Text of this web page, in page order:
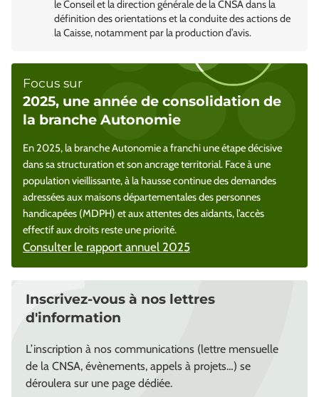
le Conseil et la direction générale de la CNSA dans la
définition des orientations et la conduite des actions de
la Caisse, notamment par la production d’avis.
Focus sur
2025, une année de consolidation de
la branche Autonomie
En 2025, la branche Autonomie a franchi une étape décisive
dans sa structuration et son ancrage territorial. Face à une
population vieillissante, à la hausse continue des demandes
adressées aux maisons départementales des personnes
handicapées (MDPH) et aux attentes des aidants, l’accès
effectif aux droits reste une priorité.
Consulter le rapport annuel 2025
Inscrivez-vous à nos lettres
d'information
L’inscription à nos communications (lettre mensuelle
de la CNSA, évènements, appels à projets…) se
déroulera sur une page dédiée.